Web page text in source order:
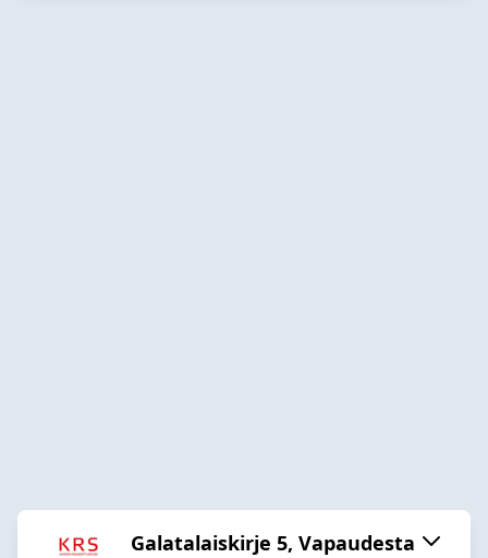
Galatalaiskirje 5, Vapaudesta